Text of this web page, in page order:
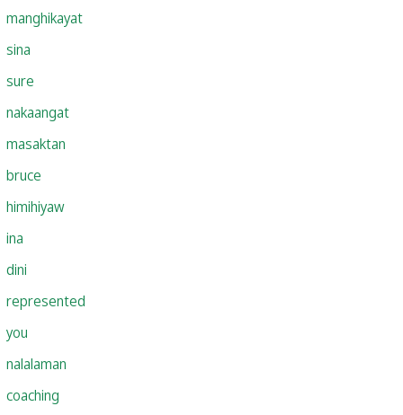
manghikayat
sina
sure
nakaangat
masaktan
bruce
himihiyaw
ina
dini
represented
you
nalalaman
coaching